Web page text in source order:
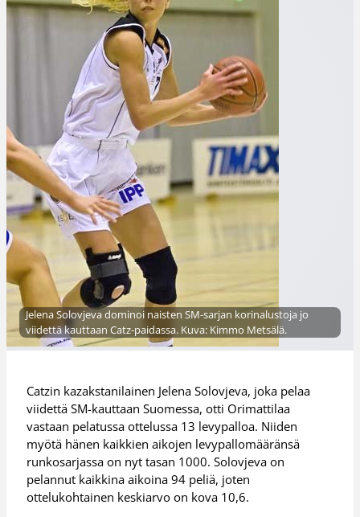
Jelena Solovjeva dominoi naisten SM-sarjan korinalustoja jo
viidettä kauttaan Catz-paidassa. Kuva: Kimmo Metsälä.
Catzin kazakstanilainen Jelena Solovjeva, joka pelaa
viidettä SM-kauttaan Suomessa, otti Orimattilaa
vastaan pelatussa ottelussa 13 levypalloa. Niiden
myötä hänen kaikkien aikojen levypallomääränsä
runkosarjassa on nyt tasan 1000. Solovjeva on
pelannut kaikkina aikoina 94 peliä, joten
ottelukohtainen keskiarvo on kova 10,6.